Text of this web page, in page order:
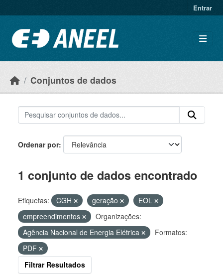
Entrar
Conjuntos de dados
Ordenar por
1 conjunto de dados encontrado
Etiquetas: CGH geração
EOL
empreendimentos
Organizações:
Agência Nacional de Energia Elétrica
Formatos:
PDF
Filtrar Resultados